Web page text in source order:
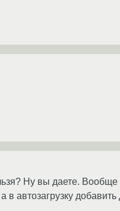
Ну вы даете.
в автозагрузку